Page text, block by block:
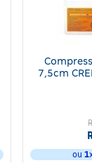
antes do uso;
com olhos, lavar
cm da pele.
7,5cm
ou 1